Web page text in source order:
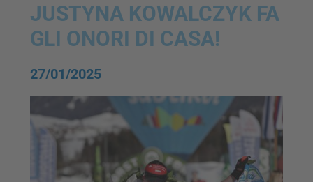
JUSTYNA KOWALCZYK FA
GLI ONORI DI CASA!
27/01/2025